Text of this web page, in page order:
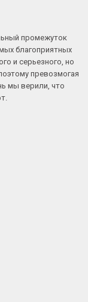
промежуток
благоприятных
и серьезного, но
превозмогая
мы верили, что